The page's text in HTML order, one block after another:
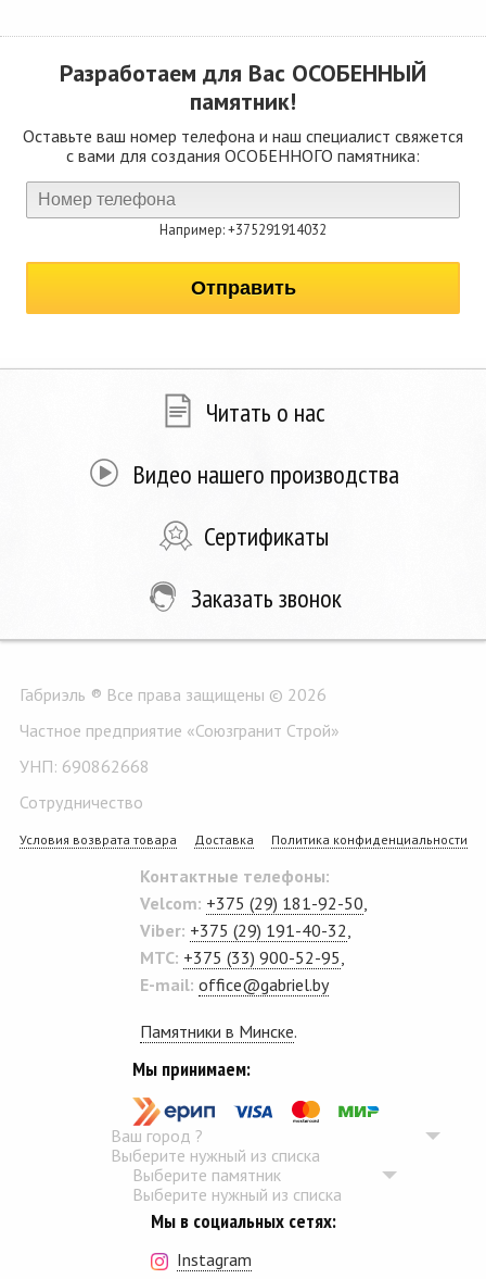
АП-2048
Купить
Разработаем для Вас ОСОБЕННЫЙ
памятник!
Оставьте ваш номер телефона и наш специалист свяжется
с вами для создания ОСОБЕННОГО памятника:
Например: +375291914032
Читать о нас
Видео нашего производства
Сертификаты
Заказать звонок
Габриэль ® Все права защищены © 2026
Частное предприятие «Союзгранит Строй»
УНП: 690862668
Сотрудничество
Условия возврата товара Доставка Политика конфиденциальности
Контактные телефоны:
Velcom: +375 (29) 181-92-50,
Viber: +375 (29) 191-40-32,
MTC: +375 (33) 900-52-95,
E-mail: office@gabriel.by
Памятники в Минске.
Мы принимаем:
Ваш город ?
Выберите нужный из списка
Выберите памятник
Выберите нужный из списка
Мы в социальных сетях:
Instagram